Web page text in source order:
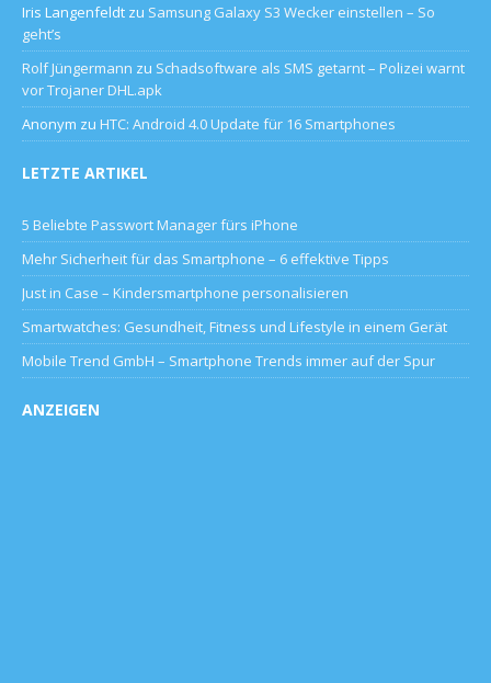
Iris Langenfeldt zu Samsung Galaxy S3 Wecker einstellen – So
geht’s
Rolf Jüngermann zu Schadsoftware als SMS getarnt – Polizei warnt
vor Trojaner DHL.apk
Anonym zu HTC: Android 4.0 Update für 16 Smartphones
LETZTE ARTIKEL
5 Beliebte Passwort Manager fürs iPhone
Mehr Sicherheit für das Smartphone – 6 effektive Tipps
Just in Case – Kindersmartphone personalisieren
Smartwatches: Gesundheit, Fitness und Lifestyle in einem Gerät
Mobile Trend GmbH – Smartphone Trends immer auf der Spur
ANZEIGEN